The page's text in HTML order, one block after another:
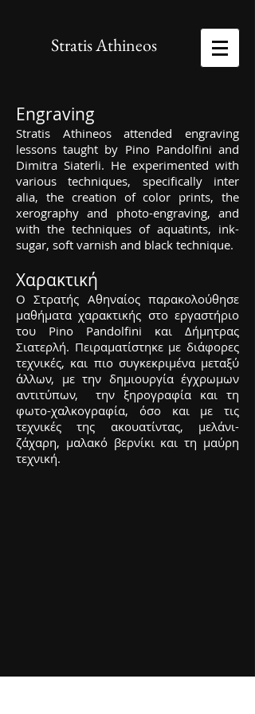
Stratis Athineos
Engraving
Stratis Athineos attended engraving
lessons taught by Pino Pandolfini and
Dimitra Siaterli. He experimented with
various techniques, specifically inter
alia, the creation of color prints, the
xerography and photo-engraving, and
with the techniques of aquatints, ink-
sugar, soft varnish and black technique.
Χαρακτική
Ο Στρατής Αθηναίος παρακολούθησε
μαθήματα χαρακτικής στο εργαστήριο
του Pino Pandolfini και Δήμητρας
Σιατερλή. Πειραματίστηκε με διάφορες
τεχνικές, και πιο συγκεκριμένα μεταξύ
άλλων, με την δημιουργία έγχρωμων
αντιτύπων, την ξηρογραφία και τη
φωτο-χαλκογραφία, όσο και με τις
τεχνικές της ακουατίντας, μελάνι-
ζάχαρη, μαλακό βερνίκι και τη μαύρη
τεχνική.